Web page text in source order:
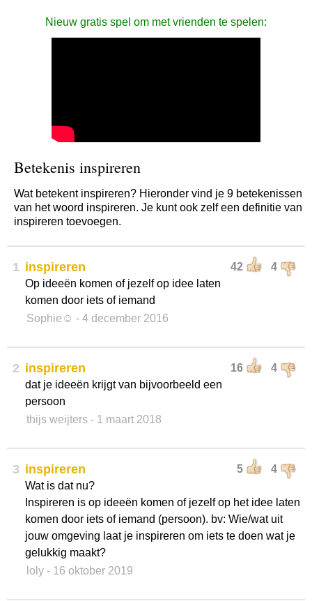
Nieuw gratis spel om met vrienden te spelen:
Betekenis inspireren
Wat betekent inspireren? Hieronder vind je 9 betekenissen
van het woord inspireren. Je kunt ook zelf een definitie van
inspireren toevoegen.
1 42 4
inspireren
Op ideeën komen of jezelf op idee laten
komen door iets of iemand
Sophie☺️ - 4 december 2016
2 16 4
inspireren
dat je ideeën krijgt van bijvoorbeeld een
persoon
thijs weijters - 1 maart 2018
3 5 4
inspireren
Wat is dat nu?
Inspireren is op ideeën komen of jezelf op het idee laten
komen door iets of iemand (persoon). bv: Wie/wat uit
jouw omgeving laat je inspireren om iets te doen wat je
gelukkig maakt?
loly - 16 oktober 2019